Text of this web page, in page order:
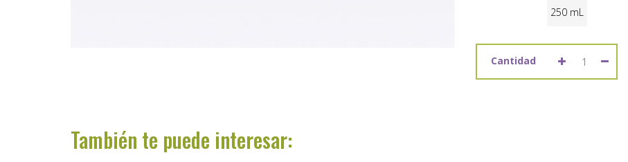
250 mL
Cantidad
También te puede interesar: